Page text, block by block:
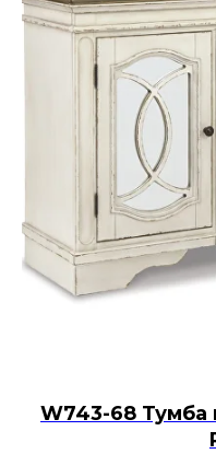
W743-68 Тумба